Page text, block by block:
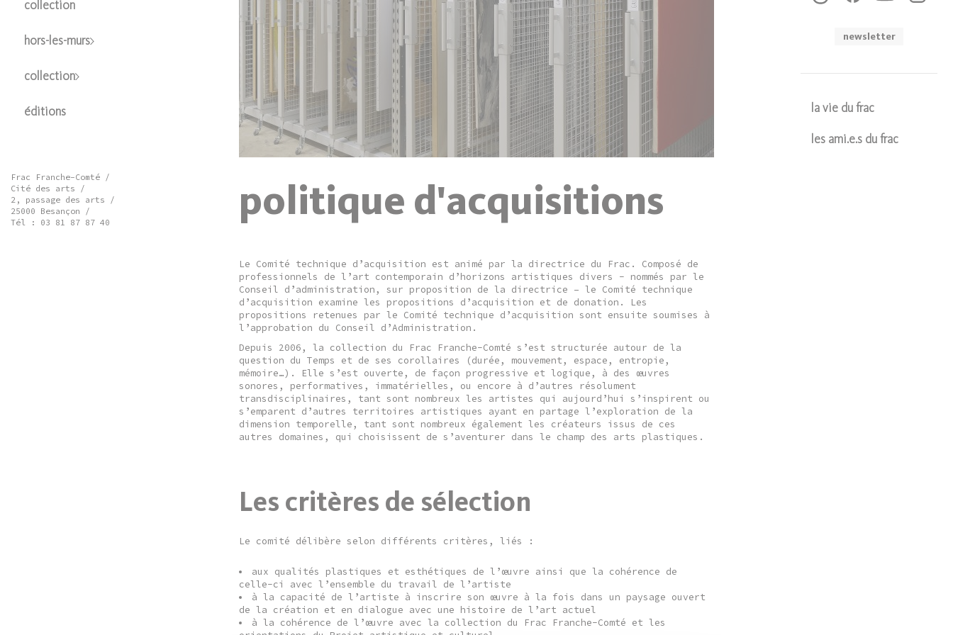
collection
hors-les-murs
collection
éditions
Frac Franche-Comté /
Cité des arts /
2, passage des arts /
25000 Besançon /
Tél : 03 81 87 87 40
newsletter
la vie du frac
les ami.e.s du frac
politique d'acquisitions
Le Comité technique d’acquisition est animé par la directrice du Frac. Composé de
professionnels de l’art contemporain d’horizons artistiques divers - nommés par le
Conseil d’administration, sur proposition de la directrice – le Comité technique
d’acquisition examine les propositions d’acquisition et de donation. Les
propositions retenues par le Comité technique d’acquisition sont ensuite soumises à
l’approbation du Conseil d’Administration.
Depuis 2006, la collection du Frac Franche-Comté s’est structurée autour de la
question du Temps et de ses corollaires (durée, mouvement, espace, entropie,
mémoire…). Elle s’est ouverte, de façon progressive et logique, à des œuvres
sonores, performatives, immatérielles, ou encore à d’autres résolument
transdisciplinaires, tant sont nombreux les artistes qui aujourd’hui s’inspirent ou
s’emparent d’autres territoires artistiques ayant en partage l’exploration de la
dimension temporelle, tant sont nombreux également les créateurs issus de ces
autres domaines, qui choisissent de s’aventurer dans le champ des arts plastiques.
Les critères de sélection
Le comité délibère selon différents critères, liés :
aux qualités plastiques et esthétiques de l’œuvre ainsi que la cohérence de
celle-ci avec l’ensemble du travail de l’artiste
à la capacité de l’artiste à inscrire son œuvre à la fois dans un paysage ouvert
de la création et en dialogue avec une histoire de l’art actuel
à la cohérence de l’œuvre avec la collection du Frac Franche-Comté et les